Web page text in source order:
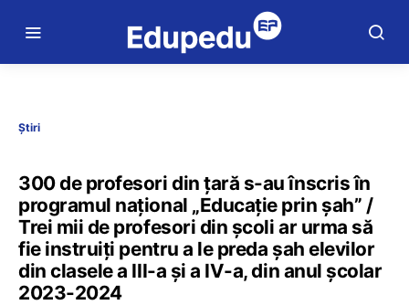
Știri
300 de profesori din țară s-au înscris în
programul național „Educație prin șah” /
Trei mii de profesori din şcoli ar urma să
fie instruiți pentru a le preda șah elevilor
din clasele a III-a și a IV-a, din anul școlar
2023-2024